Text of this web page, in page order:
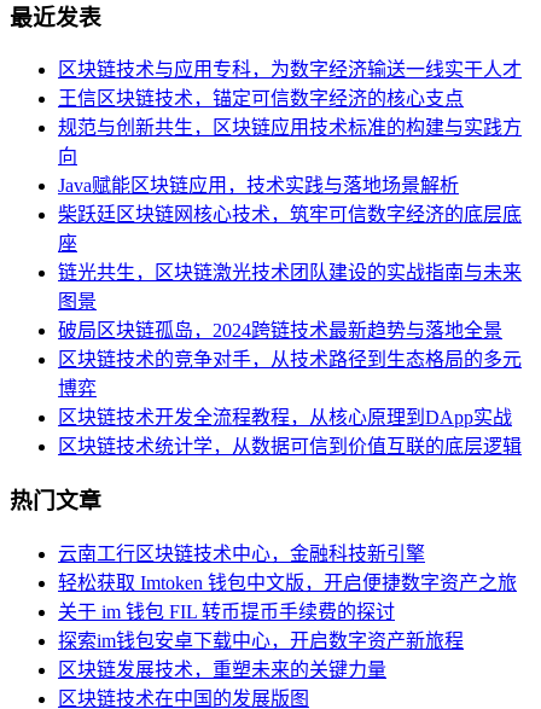
最近发表
区块链技术与应用专科，为数字经济输送一线实干人才
王信区块链技术，锚定可信数字经济的核心支点
规范与创新共生，区块链应用技术标准的构建与实践方
向
Java赋能区块链应用，技术实践与落地场景解析
柴跃廷区块链网核心技术，筑牢可信数字经济的底层底
座
链光共生，区块链激光技术团队建设的实战指南与未来
图景
破局区块链孤岛，2024跨链技术最新趋势与落地全景
区块链技术的竞争对手，从技术路径到生态格局的多元
博弈
区块链技术开发全流程教程，从核心原理到DApp实战
区块链技术统计学，从数据可信到价值互联的底层逻辑
热门文章
云南工行区块链技术中心，金融科技新引擎
轻松获取 Imtoken 钱包中文版，开启便捷数字资产之旅
关于 im 钱包 FIL 转币提币手续费的探讨
探索im钱包安卓下载中心，开启数字资产新旅程
区块链发展技术，重塑未来的关键力量
区块链技术在中国的发展版图